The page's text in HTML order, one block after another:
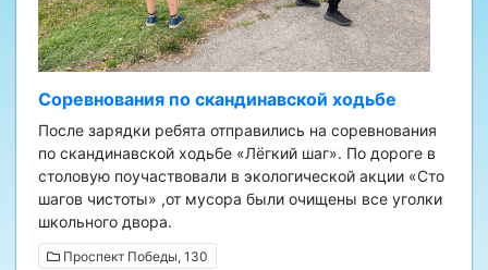
Соревнования по скандинавской ходьбе
После зарядки ребята отправились на соревнования
по скандинавской ходьбе «Лёгкий шаг». По дороге в
столовую поучаствовали в экологической акции «Сто
шагов чистоты»​ ,от мусора были очищены все уголки
школьного двора.
Проспект Победы, 130